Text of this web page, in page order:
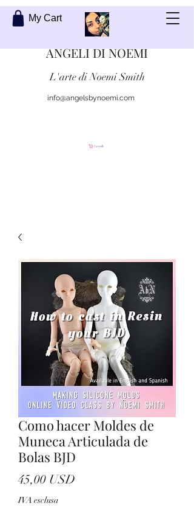
My Cart
ANGELI DI NOEMI
L'arte di Noemi Smith
info@angelsbynoemi.com
Carrello
Como hacer Moldes de
Muneca Articulada de
Bolas BJD
45,00 USD
IVA esclusa